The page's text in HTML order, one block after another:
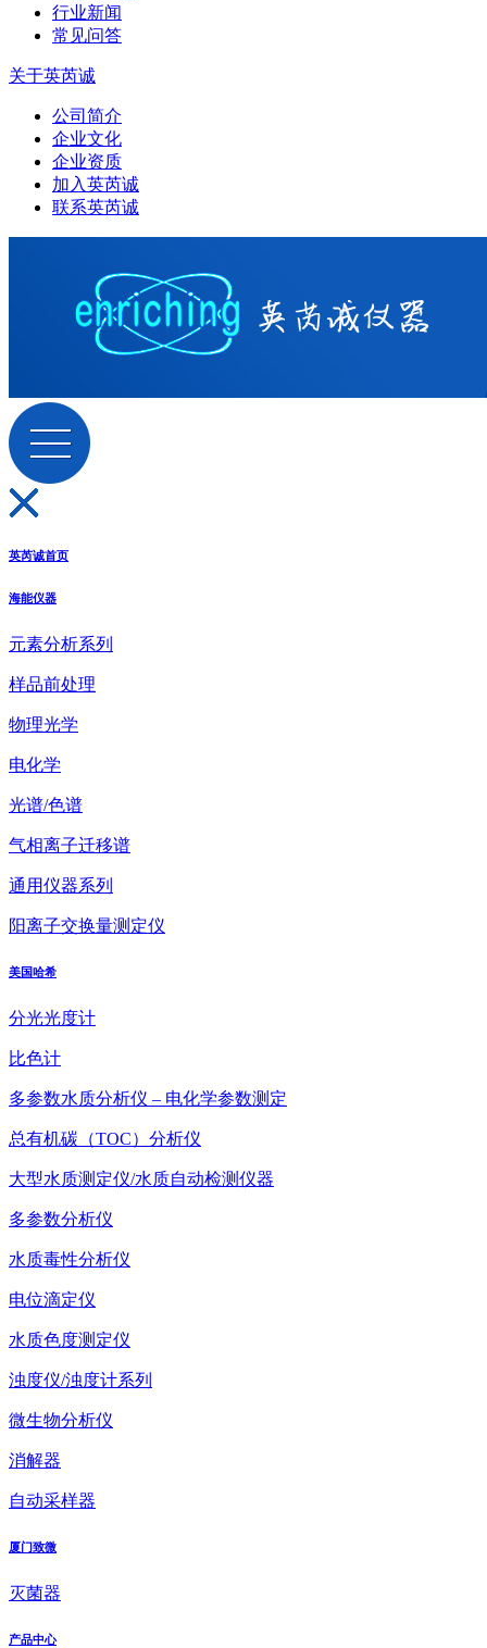
行业新闻
常见问答
关于英芮诚
公司简介
企业文化
企业资质
加入英芮诚
联系英芮诚
英芮诚首页
海能仪器
元素分析系列
样品前处理
物理光学
电化学
光谱/色谱
气相离子迁移谱
通用仪器系列
阳离子交换量测定仪
美国哈希
分光光度计
比色计
多参数水质分析仪 – 电化学参数测定
总有机碳（TOC）分析仪
大型水质测定仪/水质自动检测仪器
多参数分析仪
水质毒性分析仪
电位滴定仪
水质色度测定仪
浊度仪/浊度计系列
微生物分析仪
消解器
自动采样器
厦门致微
灭菌器
产品中心